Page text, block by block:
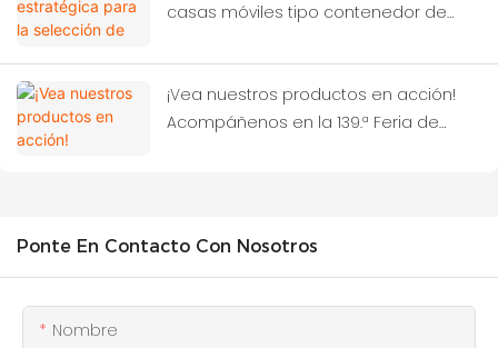
casas móviles tipo contenedor de
¡Vea nuestros productos en acción!
Acompáñenos en la 139.ª Feria de
Ponte En Contacto Con Nosotros
Nombre